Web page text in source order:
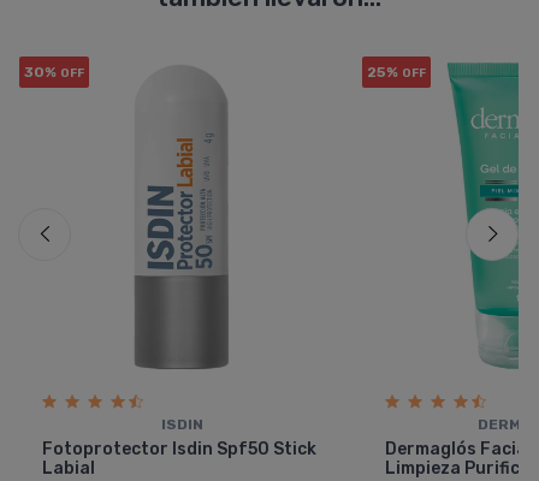
30% OFF
ISDIN
Fotoprotector Isdin Spf50 Stick
Labial
25% OFF
Dermaglós Facial
Limpieza